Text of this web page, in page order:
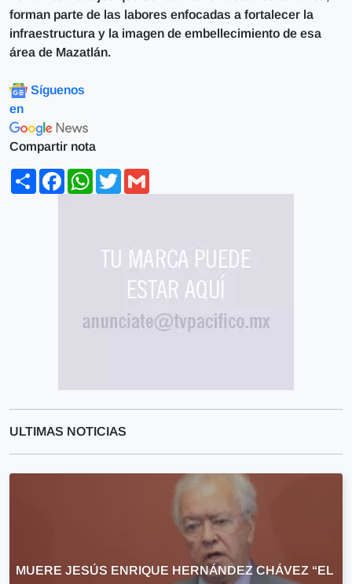
forman parte de las labores enfocadas a fortalecer la
infraestructura y la imagen de embellecimiento de esa
área de Mazatlán.
Síguenos
en
Compartir nota
ShareFacebookWhatsApp
Twitter
ULTIMAS NOTICIAS
MUERE JESÚS ENRIQUE HERNÁNDEZ CHÁVEZ “EL